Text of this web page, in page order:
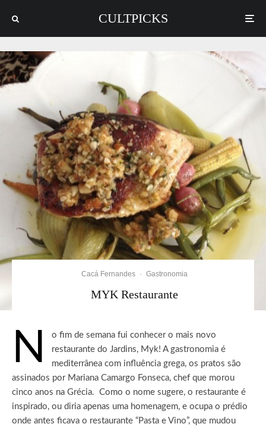
CULTPICKS
Cacá Fernandes · Gastronomia
MYK Restaurante
N
o fim de semana fui conhecer o mais novo
restaurante do Jardins, Myk! A gastronomia é
mediterrânea com influência grega, os pratos são
assinados por Mariana Camargo Fonseca, chef que morou
cinco anos na Grécia. Como o nome sugere, o restaurante é
inspirado, ou diria apenas uma homenagem, e ocupa o prédio
onde antes ficava o restaurante “Pasta e Vino”, que mudou